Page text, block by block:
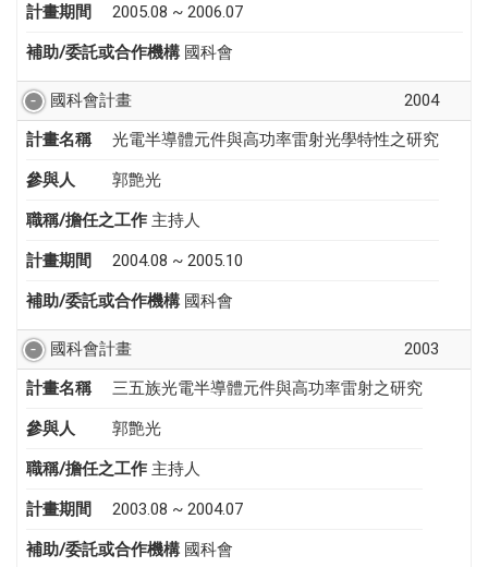
計畫期間 2005.08 ~ 2006.07
補助/委託或合作機構 國科會
國科會計畫
2004
計畫名稱
光電半導體元件與高功率雷射光學特性之研究
參與人 郭艶光
職稱/擔任之工作 主持人
計畫期間 2004.08 ~ 2005.10
補助/委託或合作機構 國科會
國科會計畫
2003
計畫名稱
三五族光電半導體元件與高功率雷射之研究
參與人 郭艶光
職稱/擔任之工作 主持人
計畫期間 2003.08 ~ 2004.07
補助/委託或合作機構 國科會